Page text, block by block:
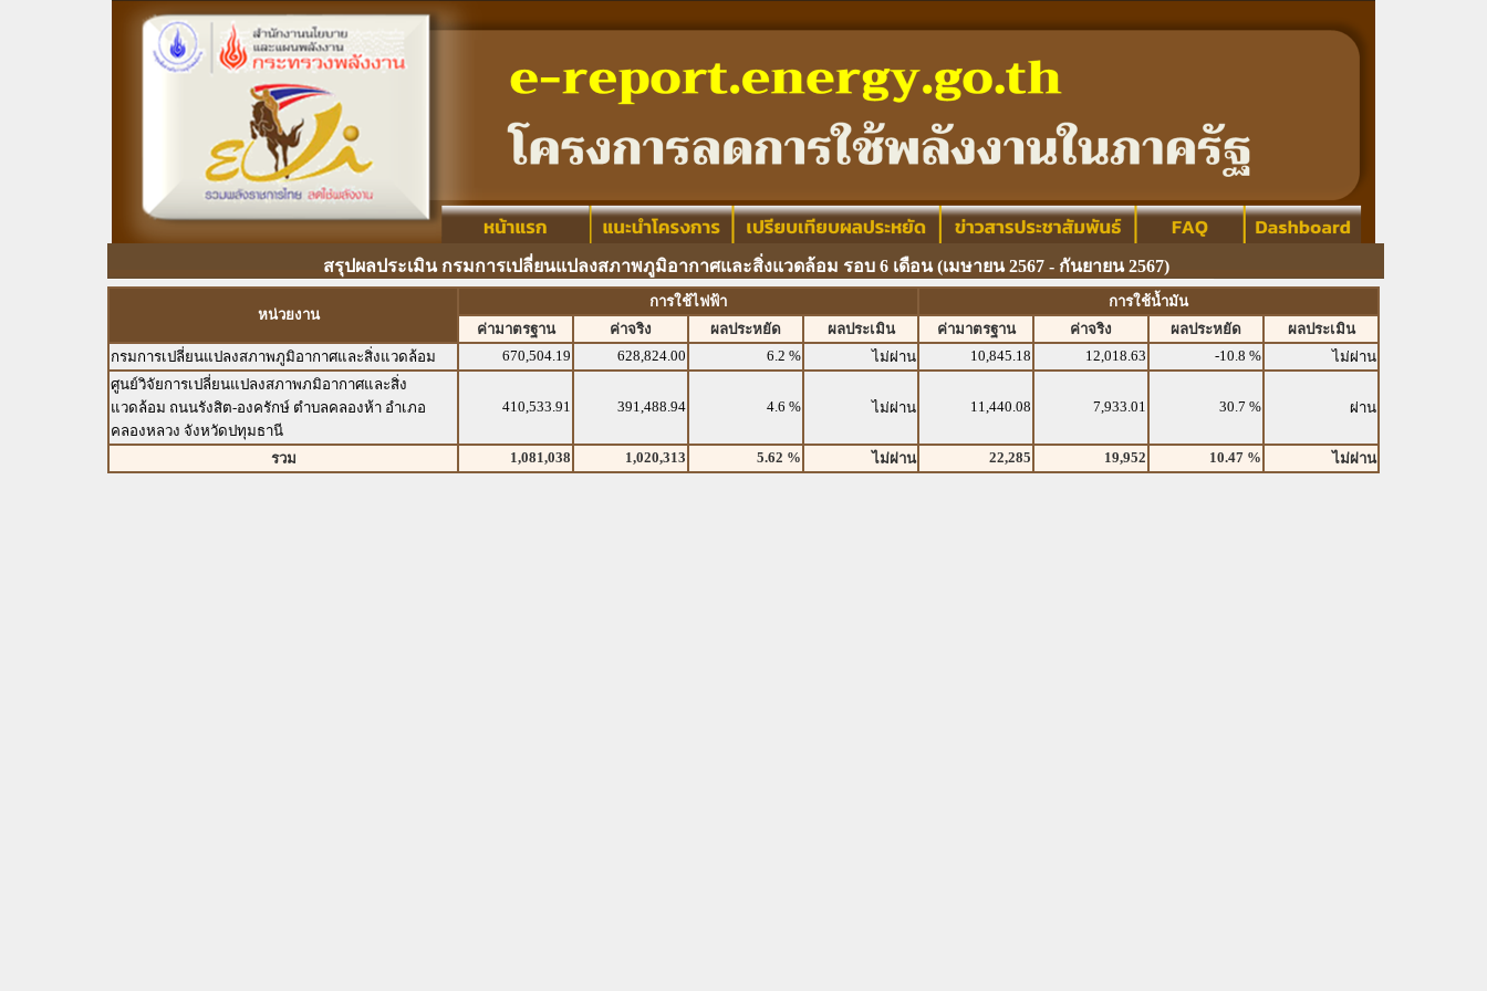
สรุปผลประเมิน กรมการเปลี่ยนแปลงสภาพภูมิอากาศและสิ่งแวดล้อม รอบ 6 เดือน (เมษายน 2567 - กันยายน 2567)
หน่วยงาน
การใช้ไฟฟ้า
การใช้น้ำมัน
ค่ามาตรฐาน
ค่าจริง ผลประหยัด ผลประเมิน ค่ามาตรฐาน ค่าจริง ผลประหยัด
ผลประเมิน
กรมการเปลี่ยนแปลงสภาพภูมิอากาศและสิ่งแวดล้อม
670,504.19 628,824.00 6.2 % ไม่ผ่าน 10,845.18 12,018.63 -10.8 %
ไม่ผ่าน
ศูนย์วิจัยการเปลี่ยนแปลงสภาพภมิอากาศและสิ่ง
แวดล้อม ถนนรังสิต-องครักษ์ ตำบลคลองห้า อำเภอ
คลองหลวง จังหวัดปทุมธานี
410,533.91 391,488.94 4.6 % ไม่ผ่าน 11,440.08 7,933.01 30.7 % ผ่าน
รวม 1,081,038 1,020,313 5.62 % ไม่ผ่าน 22,285 19,952 10.47 % ไม่ผ่าน